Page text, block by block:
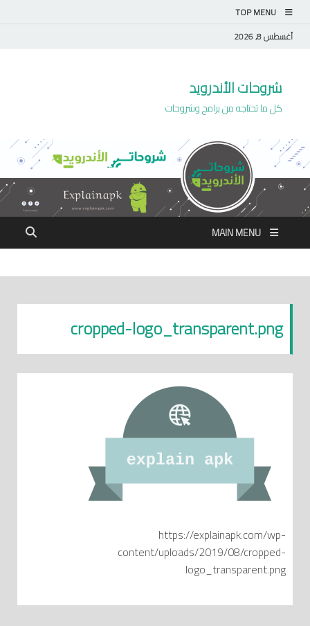
TOP MENU
أغسطس 8, 2026
شروحات الأندرويد
كل ما تحتاجه من برامج وشروحات
MAIN MENU
cropped-logo_transparent.png
https://explainapk.com/wp-
content/uploads/2019/08/cropped-
logo_transparent.png